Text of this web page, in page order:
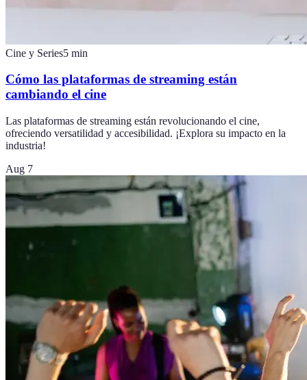
Cine y Series5 min
Cómo las plataformas de streaming están
cambiando el cine
Las plataformas de streaming están revolucionando el cine,
ofreciendo versatilidad y accesibilidad. ¡Explora su impacto en la
industria!
Aug 7